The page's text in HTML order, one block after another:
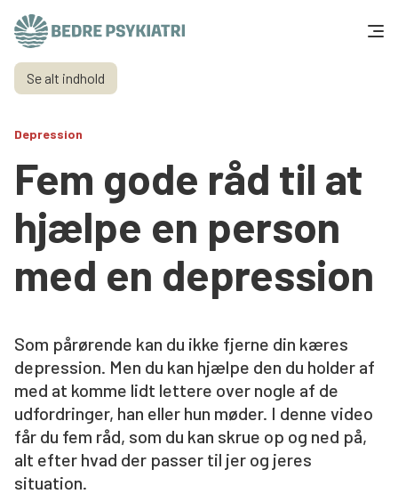
Skip to content
Få hjælp
Tal og fakta
Om os
Vær med
Presse og politik
Støt os
Søg
Se alt indhold
Depression
Fem gode råd til at
hjælpe en person
med en depression
Som pårørende kan du ikke fjerne din kæres
depression. Men du kan hjælpe den du holder af
med at komme lidt lettere over nogle af de
udfordringer, han eller hun møder. I denne video
får du fem råd, som du kan skrue op og ned på,
alt efter hvad der passer til jer og jeres
situation.